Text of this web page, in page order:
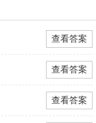
查看答案
查看答案
查看答案